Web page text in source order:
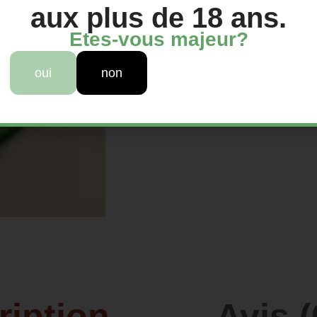
aux plus de 18 ans.
Etes-vous majeur?
oui non